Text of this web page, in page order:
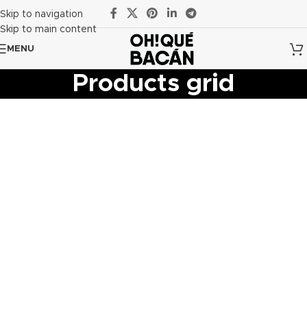
Skip to navigation
Skip to main content
MENU
Products grid